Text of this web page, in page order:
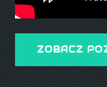
ZOBACZ